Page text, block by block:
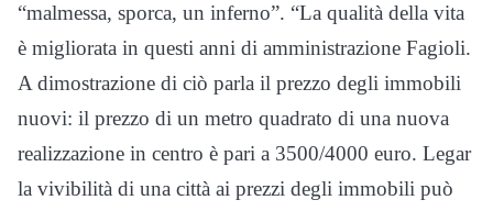
“malmessa, sporca, un inferno”. “La qualità della vita
è migliorata in questi anni di amministrazione Fagioli.
A dimostrazione di ciò parla il prezzo degli immobili
nuovi: il prezzo di un metro quadrato di una nuova
realizzazione in centro è pari a 3500/4000 euro. Legar
la vivibilità di una città ai prezzi degli immobili può